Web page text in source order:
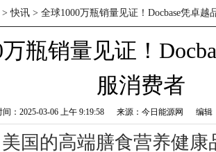
>快讯 > 全球1000万瓶销量见证！Docbase凭卓越
瓶销量见证！
服消费者
间：2025-03-06 上午 9:19:58 来源：今日能源网 编
国的高端膳食营养健康